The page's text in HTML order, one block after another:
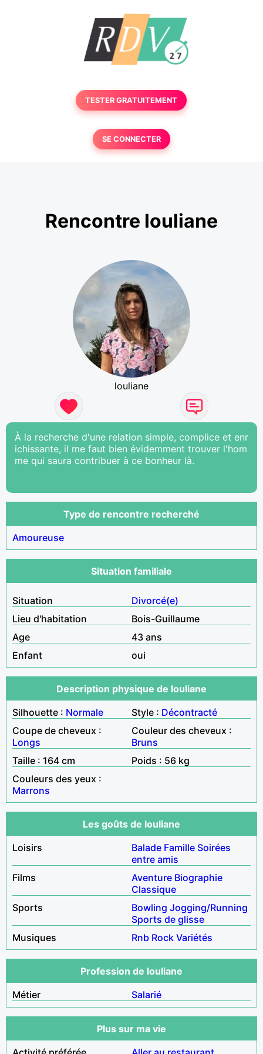
TESTER GRATUITEMENT
SE CONNECTER
Rencontre louliane
louliane
À la recherche d'une relation simple, complice et enr
ichissante, il me faut bien évidemment trouver l'hom
me qui saura contribuer à ce bonheur là.
Type de rencontre recherché
Amoureuse
Situation familiale
Situation
Divorcé(e)
Lieu d'habitation
Bois-Guillaume
Age
43 ans
Enfant
oui
Description physique de louliane
Silhouette : Normale Style : Décontracté
Coupe de cheveux :
Longs
Couleur des cheveux :
Bruns
Taille : 164 cm
Poids : 56 kg
Couleurs des yeux :
Marrons
Les goûts de louliane
Loisirs
Balade Famille Soirées
entre amis
Films
Aventure Biographie
Classique
Sports
Bowling Jogging/Running
Sports de glisse
Musiques
Rnb Rock Variétés
Profession de louliane
Métier
Salarié
Plus sur ma vie